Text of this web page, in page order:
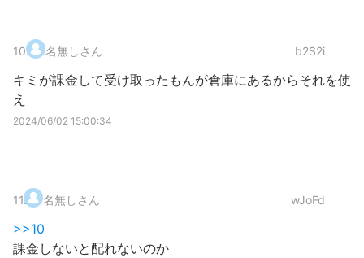
10. 名無しさん b2S2i
キミが課金して受け取ったもんが倉庫にあるからそれを使
え
2024/06/02 15:00:34
11. 名無しさん wJoFd
>>10
課金しないと配れないのか